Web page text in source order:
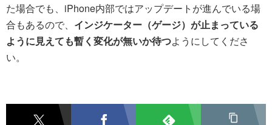
た場合でも、iPhone内部ではアップデートが進んでいる場
合もあるので、 インジケーター（ゲージ）が止まっている
ように見えても暫く変化が無いか待つようにしてくださ
い。